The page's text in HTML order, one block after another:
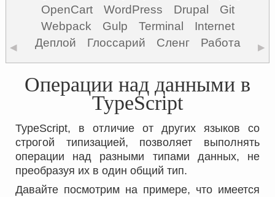
OpenCart
WordPress Drupal
Git
Webpack
Gulp Terminal
Internet
Деплой
Глоссарий Сленг Работа
◀ ▶
Операции над данными в
TypeScript
TypeScript, в отличие от других языков со
строгой типизацией, позволяет выполнять
операции над разными типами данных, не
преобразуя их в один общий тип.
Давайте посмотрим на примере, что имеется